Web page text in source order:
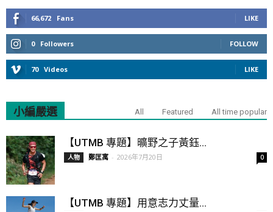
66,672 Fans LIKE
0 Followers FOLLOW
70 Videos LIKE
小編嚴選 All Featured All time popular
【UTMB 專題】曠野之子黃鈺...
人物 鄭匡寓 - 2026年7月20日 0
【UTMB 專題】用意志力丈量...